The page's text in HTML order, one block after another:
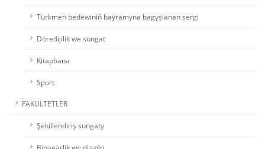
Türkmen bedewiniň baýramyna bagyşlanan sergi
Döredijilik we sungat
Kitaphana
Sport
FAKULTETLER
Şekillendiriş sungaty